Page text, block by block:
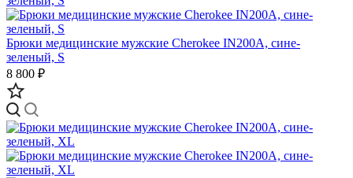
Брюки медицинские мужские Cherokee IN200A, сине-
зеленый, S
8 800 ₽